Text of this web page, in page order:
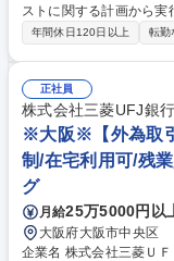
ストに関する計画から実
【具体的には】■ゲーム
■テスト実施：ゲームの
ユーザビリティを意識し
バグを開発チームに報
内容はその他労働条件の備考欄を参照 募集職
験者歓迎【大阪】開発
年間休日120日以上 転勤
正社員
株式会社三菱UFJ銀行
※大阪※【外為取
制/在宅利用可/残
グ
月給25万5000円以
大阪府大阪市中央区
企業名 株式会社三菱ＵＦＪ銀行 求人名 ※大阪※【外為取